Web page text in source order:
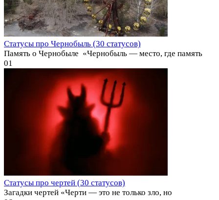
Статусы про Чернобыль (30 статусов)
Память о Чернобыле ️ «Чернобыль — место, где память
01
Статусы про чертей (30 статусов)
Загадки чертей «Черти — это не только зло, но